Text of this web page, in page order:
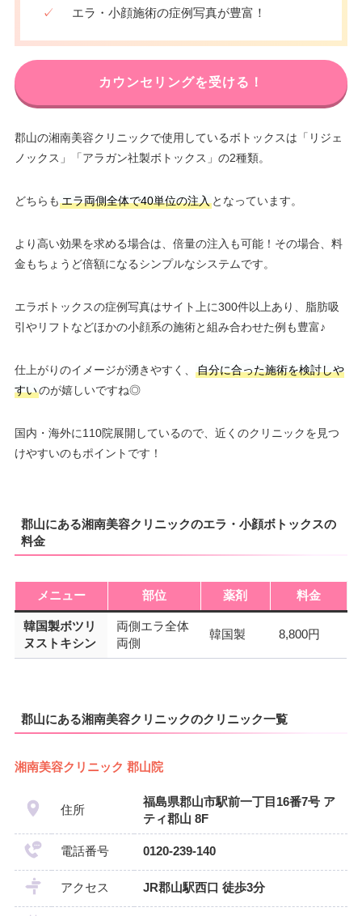
✓ エラ・小顔施術の症例写真が豊富！
カウンセリングを受ける！
郡山の湘南美容クリニックで使用しているボトックスは「リジェ
ノックス」「アラガン社製ボトックス」の2種類。
どちらも エラ両側全体で40単位の注入となっています。
より高い効果を求める場合は、倍量の注入も可能！その場合、料
金もちょうど倍額になるシンプルなシステムです。
エラボトックスの症例写真はサイト上に300件以上あり、脂肪吸
引やリフトなどほかの小顔系の施術と組み合わせた例も豊富♪
仕上がりのイメージが湧きやすく、
自分に合った施術を検討しや
すいのが嬉しいですね◎
国内・海外に110院展開しているので、近くのクリニックを見つ
けやすいのもポイントです！
郡山にある湘南美容クリニックのエラ・小顔ボトックスの
料金
メニュー 部位 薬剤 料金
韓国製ボツリ
ヌストキシン
両側エラ全体
両側
韓国製 8,800円
郡山にある湘南美容クリニックのクリニック一覧
湘南美容クリニック 郡山院
住所
福島県郡山市駅前一丁目16番7号 ア
ティ郡山 8F
電話番号 0120-239-140
アクセス JR郡山駅西口 徒歩3分